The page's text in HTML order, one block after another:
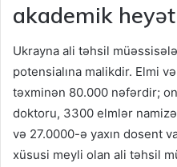
akademik
Ukrayna ali təhsil
potensialına malikdir. Elmi
təxminən 80.000 nəfərdir;
doktoru, 3300 elmlər
və 27.0000-ə yaxın dosent
xüsusi meyli olan ali təhsil